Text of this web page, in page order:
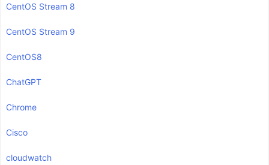
CentOS Stream 8
CentOS Stream 9
CentOS8
ChatGPT
Chrome
Cisco
cloudwatch